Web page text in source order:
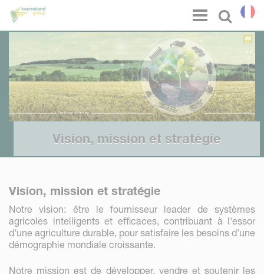
Select
Menu
Vision, mission et stratégie
Vision, mission et stratégie
Notre vision: être le fournisseur leader de systèmes
agricoles intelligents et efficaces, contribuant à l'essor
d'une agriculture durable, pour satisfaire les besoins d'une
démographie mondiale croissante.
Notre mission est de développer, vendre et soutenir les
Panneau de gestion des cookies